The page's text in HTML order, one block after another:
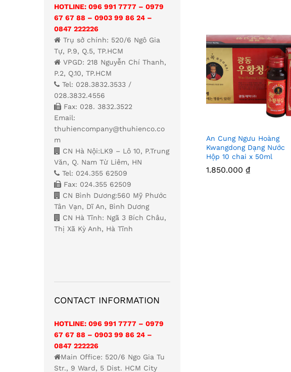
Thê
m
An Cung Ngưu Hoàng
Kwangdong Dạng Nước
Hộp 10 chai x 50ml
1.850.000 ₫
1.850.000 ₫
HOTLINE: 096 991 7777 – 0979
67 67 88 – 0903 99 86 24 –
0847 222226
Trụ sở chính: 520/6 Ngô Gia
Tự, P.9, Q.5, TP.HCM
VPGD: 218 Nguyễn Chí Thanh,
P.2, Q.10, TP.HCM
Tel: 028.3832.3533 /
028.3832.4556
Fax: 028. 3832.3522
Email:
thuhiencompany@thuhienco.co
m
CN Hà Nội:LK9 – Lô 10, P.Trung
Văn, Q. Nam Từ Liêm, HN
Tel: 024.355 62509
Fax: 024.355 62509
CN Bình Dương:560 Mỹ Phước
Tân Vạn, Dĩ An, Bình Dương
CN Hà Tĩnh: Ngã 3 Bích Châu,
Thị Xã Kỳ Anh, Hà Tĩnh
CONTACT INFORMATION
HOTLINE: 096 991 7777 – 0979
67 67 88 – 0903 99 86 24 –
0847 222226
Main Office: 520/6 Ngo Gia Tu
Str., 9 Ward, 5 Dist. HCM City